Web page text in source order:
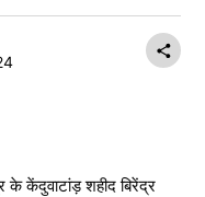
के केंदुवाटांड़ शहीद बिरेंद्र